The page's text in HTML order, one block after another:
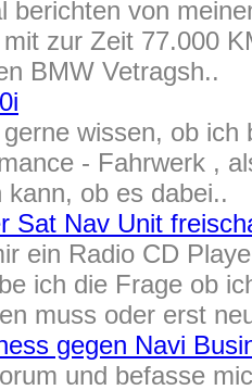
berichten von
zur Zeit 77.000
BMW Vetragsh..
wissen, ob
- Fahrwerk ,
ob es dabei..
Sat Nav Unit
ein Radio CD
ich die Frage ob
muss oder erst
gegen Navi
und befasse